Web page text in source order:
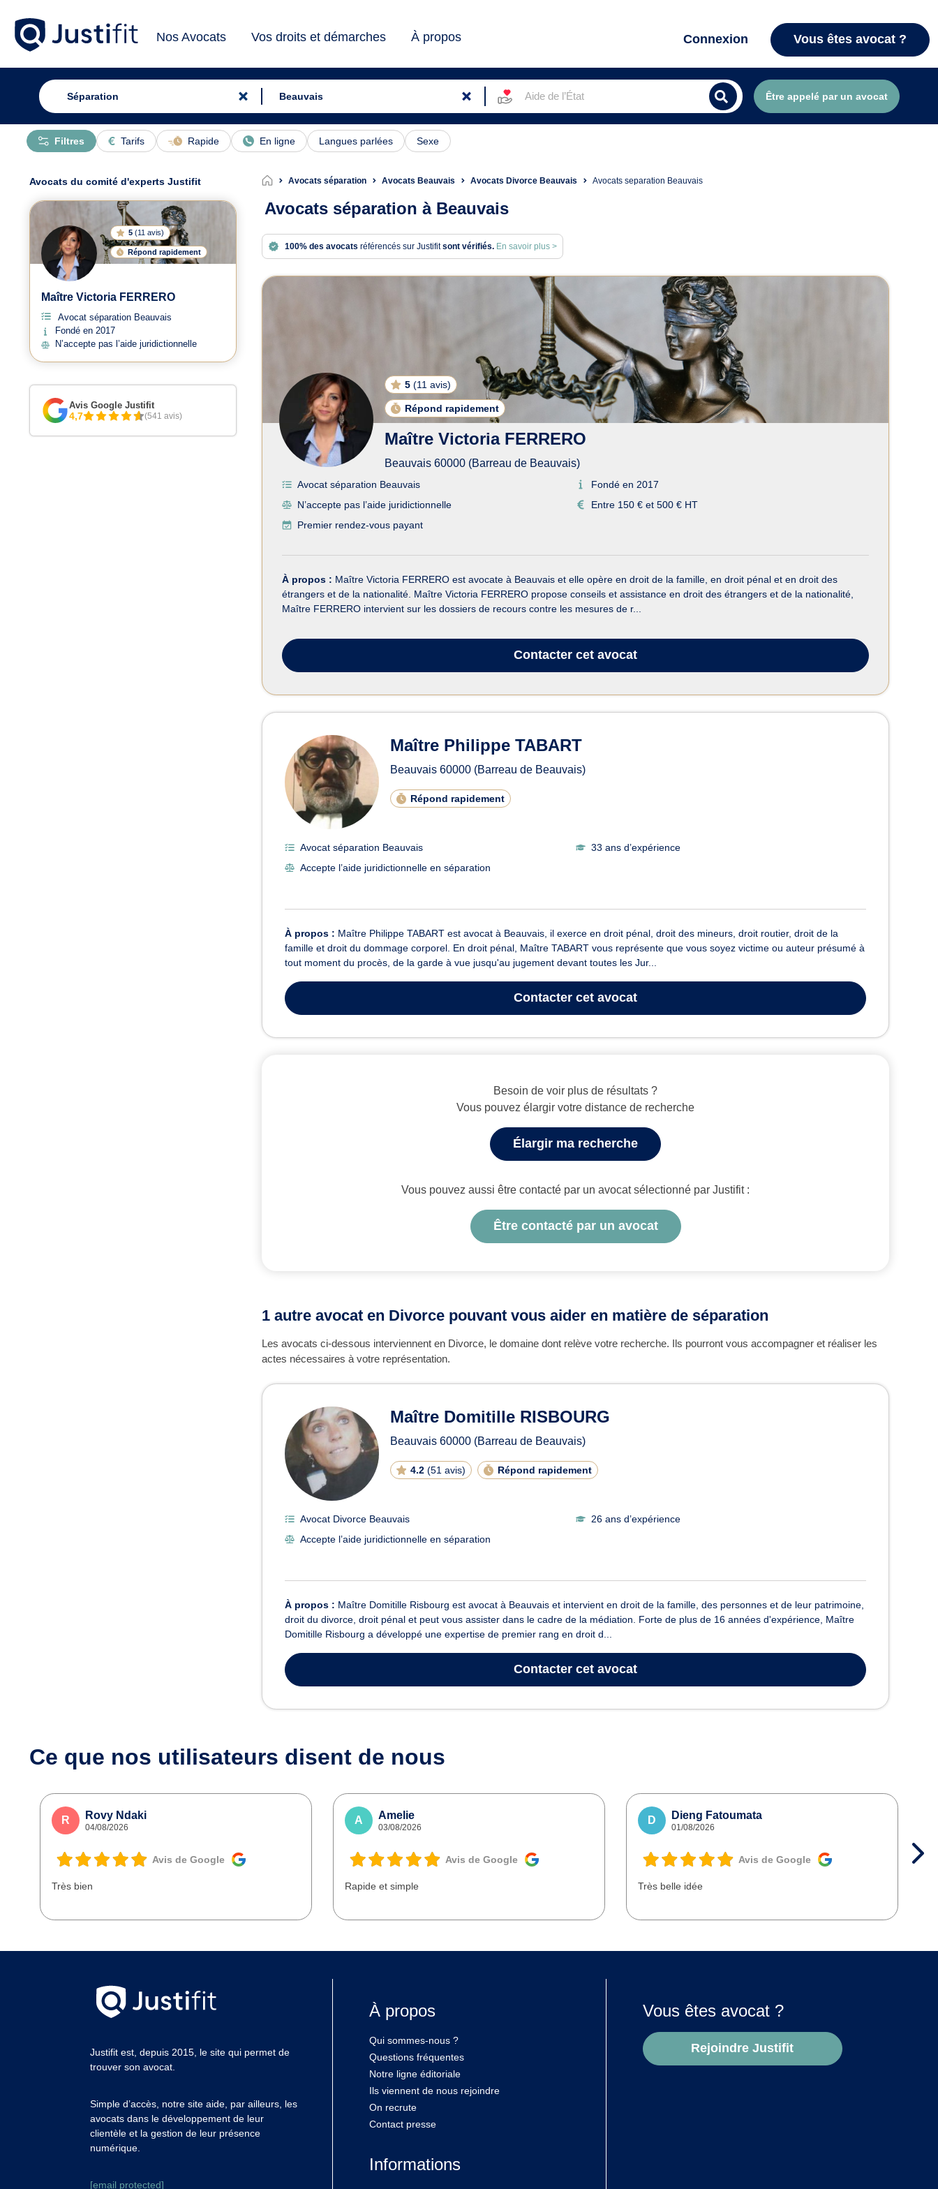
Nos Avocats Vos droits et démarches À propos Connexion Vous êtes avocat ?
Aide de l’État Être appelé par un avocat
Tarifs Rapide En ligne Langues parlées Sexe
Filtres
Avocats séparation Avocats Beauvais Avocats Divorce Beauvais Avocats separation Beauvais
Avocats séparation à Beauvais
100% des avocats référencés sur Justifitsont vérifiés. En savoir plus >
Avocats en séparation à Beauvais
5 (11 avis)
Répond rapidement
Maître Victoria FERRERO
Beauvais 60000 (Barreau de Beauvais)
Avocat séparation Beauvais
Fondé en 2017
N’accepte pas l’aide juridictionnelle
Entre 150 € et 500 € HT
Premier rendez-vous payant
À propos : Maître Victoria FERRERO est avocate à Beauvais et elle opère en droit de la famille, en droit pénal et en droit des
étrangers et de la nationalité. Maître Victoria FERRERO propose conseils et assistance en droit des étrangers et de la nationalité,
Maître FERRERO intervient sur les dossiers de recours contre les mesures de r...
Contacter cet avocat
Maître Philippe TABART
Beauvais 60000 (Barreau de Beauvais)
Répond rapidement
Avocat séparation Beauvais
33 ans d’expérience
Accepte l’aide juridictionnelle en séparation
À propos : Maître Philippe TABART est avocat à Beauvais, il exerce en droit pénal, droit des mineurs, droit routier, droit de la
famille et droit du dommage corporel. En droit pénal, Maître TABART vous représente que vous soyez victime ou auteur présumé à
tout moment du procès, de la garde à vue jusqu'au jugement devant toutes les Jur...
Contacter cet avocat
Besoin de voir plus de résultats ?
Vous pouvez élargir votre distance de recherche
Élargir ma recherche
Vous pouvez aussi être contacté par un avocat sélectionné par Justifit :
Être contacté par un avocat
1 autre avocat en Divorce pouvant vous aider en matière de séparation
Les avocats ci-dessous interviennent en Divorce, le domaine dont relève votre recherche. Ils pourront vous accompagner et réaliser les
actes nécessaires à votre représentation.
Maître Domitille RISBOURG
Beauvais 60000 (Barreau de Beauvais)
4.2 (51 avis) Répond rapidement
Avocat Divorce Beauvais
26 ans d’expérience
Accepte l’aide juridictionnelle en séparation
À propos : Maître Domitille Risbourg est avocat à Beauvais et intervient en droit de la famille, des personnes et de leur patrimoine,
droit du divorce, droit pénal et peut vous assister dans le cadre de la médiation. Forte de plus de 16 années d'expérience, Maître
Domitille Risbourg a développé une expertise de premier rang en droit d...
Contacter cet avocat
Avocats du comité d'experts Justifit
5 (11 avis)
Répond rapidement
Maître Victoria FERRERO
Avocat séparation Beauvais
Fondé en 2017
N’accepte pas l’aide juridictionnelle
Avis Google Justifit
4,7 (541 avis)
Ce que nos utilisateurs disent de nous
R Rovy Ndaki
04/08/2026
Avis de Google
Très bien
A Amelie
03/08/2026
Avis de Google
Rapide et simple
D Dieng Fatoumata
01/08/2026
Avis de Google
Très belle idée
Justifit est, depuis 2015, le site qui permet de
trouver son avocat.
Simple d’accès, notre site aide, par ailleurs, les
avocats dans le développement de leur
clientèle et la gestion de leur présence
numérique.
[email protected]
À propos
Qui sommes-nous ?
Questions fréquentes
Notre ligne éditoriale
Ils viennent de nous rejoindre
On recrute
Contact presse
Informations
Vous êtes avocat ?
Rejoindre Justifit